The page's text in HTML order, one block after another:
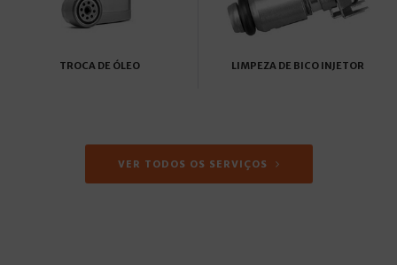
TROCA DE ÓLEO LIMPEZA DE BICO INJETOR
VER TODOS OS SERVIÇOS